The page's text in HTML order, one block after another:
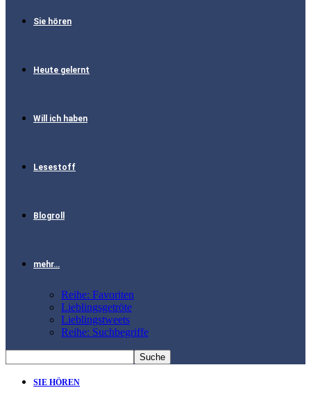
Sie hören
Heute gelernt
Will ich haben
Lesestoff
Blogroll
mehr…
Reihe: Favoriten
Lieblingsgetröte
Lieblingstweets
Reihe: Suchbegriffe
SIE HÖREN